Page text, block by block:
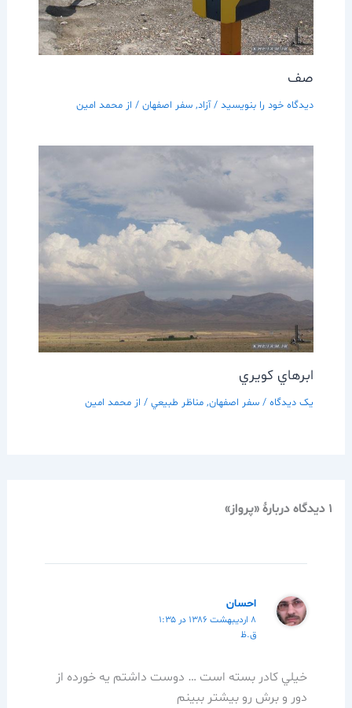
صف
دیدگاه‌ خود را بنویسید /آزاد, سفر اصفهان/ از محمد امین
ابرهاي كويري
یک دیدگاه / سفر اصفهان, مناظر طبيعي/ از محمد امین
1 دیدگاه دربارهٔ «پرواز»
احسان
۸ اردیبهشت ۱۳۸۶ در ۱:۳۵
ق.ظ
خيلي كادر بسته است … دوست داشتم يه خورده از
دور و برش رو بيشتر ببينم